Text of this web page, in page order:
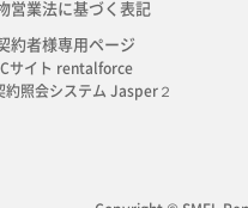
営業法に基づく表記
約者様専用ページ
サイト rentalforce
約照会システム Jasper２